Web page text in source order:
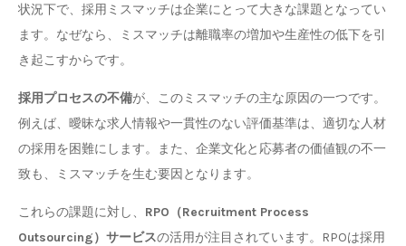
状況下で、採用ミスマッチは企業にとって大きな課題となってい
ます。なぜなら、ミスマッチは離職率の増加や生産性の低下を引
き起こすからです。
採用プロセスの不備が、このミスマッチの主な原因の一つです。
例えば、曖昧な求人情報や一貫性のない評価基準は、適切な人材
の採用を困難にします。また、企業文化と応募者の価値観の不一
致も、ミスマッチを生む要因となります。
これらの課題に対し、 RPO（Recruitment Process
Outsourcing）サービスの活用が注目されています。RPOは採用